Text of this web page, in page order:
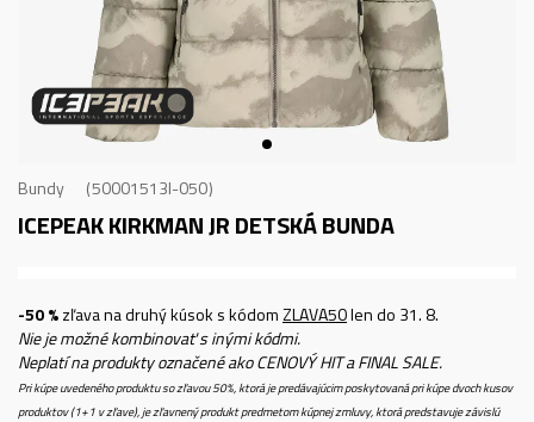
Bundy 50001513I-050
ICEPEAK KIRKMAN JRDETSKÁ BUNDA
-50 %zľava na druhý kúsok s kódomZLAVA50len do 31. 8.
Nie je možné kombinovať s inými kódmi.
Neplatí na produkty označené ako CENOVÝ HIT a FINAL SALE.
Pri kúpe uvedeného produktu so zľavou 50%, ktorá je predávajúcim poskytovaná pri kúpe dvoch kusov
produktov (1+1 v zľave), je zľavnený produkt predmetom kúpnej zmluvy, ktorá predstavuje závislú